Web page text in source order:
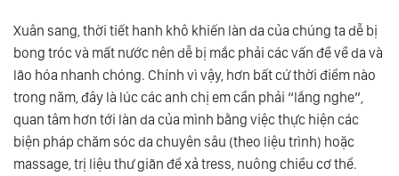
Xuân sang, thời tiết hanh khô khiến làn da của chúng ta dễ bị
bong tróc và mất nước nên dễ bị mắc phải các vấn đề về da và
lão hóa nhanh chóng. Chính vì vậy, hơn bất cứ thời điểm nào
trong năm, đây là lúc các anh chị em cần phải “lắng nghe”,
quan tâm hơn tới làn da của mình bằng việc thực hiện các
biện pháp chăm sóc da chuyên sâu (theo liệu trình) hoặc
massage, trị liệu thư giãn để xả tress, nuông chiều cơ thể.